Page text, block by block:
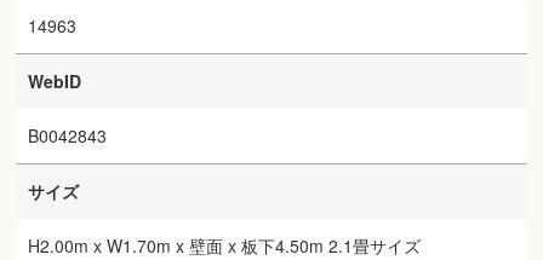
14963
WebID
B0042843
サイズ
H2.00m x W1.70m x 壁面 x 板下4.50m 2.1畳サイズ